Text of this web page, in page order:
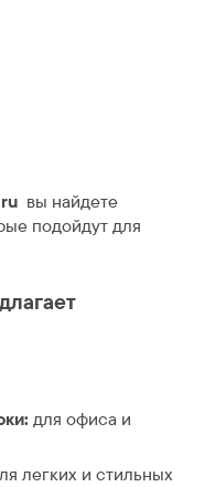
вы найдете
подойдут для
для офиса и
легких и стильных